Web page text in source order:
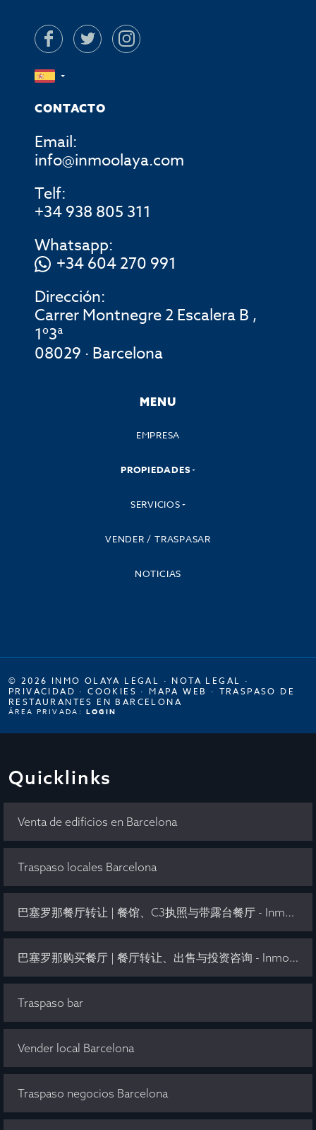
CONTACTO
Email:
info@inmoolaya.com
Telf:
+34 938 805 311
Whatsapp:
+34 604 270 991
Dirección:
Carrer Montnegre 2 Escalera B ,
1º3ª
08029 · Barcelona
MENU
EMPRESA
PROPIEDADES
SERVICIOS
VENDER / TRASPASAR
NOTICIAS
© 2026 INMO OLAYA LEGAL · NOTA LEGAL ·
PRIVACIDAD ·COOKIES · MAPA WEB · TRASPASO DE
RESTAURANTES EN BARCELONA
ÁREA PRIVADA: LOGIN
Quicklinks
Venta de edificios en Barcelona
Traspaso locales Barcelona
巴塞罗那餐厅转让 | 餐馆、C3执照与带露台餐厅 - Inmo Olaya
巴塞罗那购买餐厅 | 餐厅转让、出售与投资咨询 - Inmo Olaya
Traspaso bar
Vender local Barcelona
Traspaso negocios Barcelona